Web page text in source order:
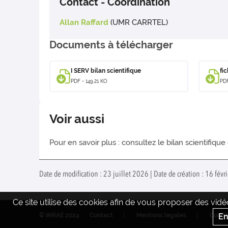
Allan Raffard (UMR CARRTEL)
Documents à télécharger
I SERV bilan scientifique
PDF - 149.21 KO
Voir aussi
Pour en savoir plus : consultez le bilan
Date de modification : 23 juillet 2026 | Date de création : 16
Ce site utilise des cookies afin de vous proposer des